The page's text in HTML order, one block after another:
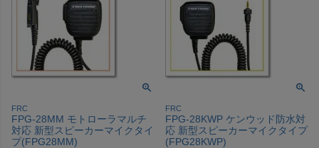
FRC
FPG-28MM モトローラマルチ
対応 新型スピーカーマイクタイ
プ(FPG28MM)
FRC
FPG-28KWP ケンウッド防水対
応 新型スピーカーマイクタイプ
(FPG28KWP)